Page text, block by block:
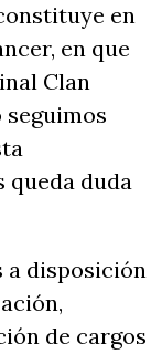
en
en que
Clan
seguimos
queda duda
a disposición
de cargos